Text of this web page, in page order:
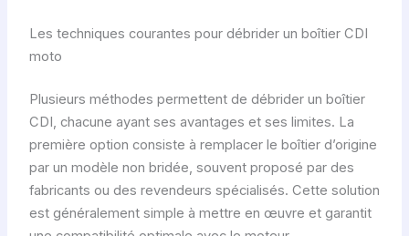
Les techniques courantes pour débrider un boîtier CDI
moto
Plusieurs méthodes permettent de débrider un boîtier
CDI, chacune ayant ses avantages et ses limites. La
première option consiste à remplacer le boîtier d’origine
par un modèle non bridée, souvent proposé par des
fabricants ou des revendeurs spécialisés. Cette solution
est généralement simple à mettre en œuvre et garantit